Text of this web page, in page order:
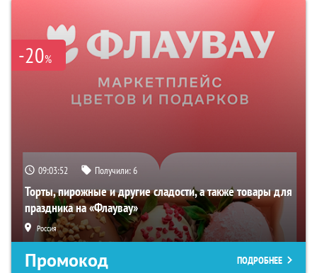
-20%
09:03:51 Получили:6
Торты, пирожные и другие сладости, а также товары для
праздника на «Флаувау»
Россия
Промокод ПОДРОБНЕЕ